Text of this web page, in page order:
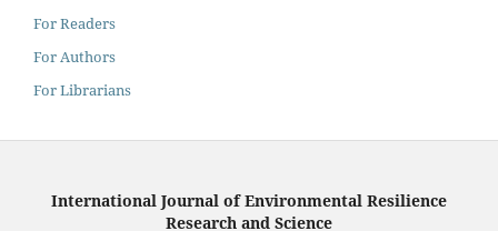
For Readers
For Authors
For Librarians
International Journal of Environmental Resilience
Research and Science